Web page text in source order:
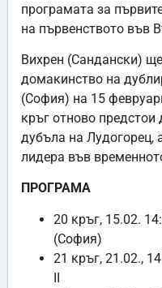
програмата за
на първенството във
Вихрен (Сандански)
домакинство на
(София) на 15
кръг отново
дубъла на Лудогорец,
лидера във
ПРОГРАМА
20 кръг, 15.02.
(София)
21 кръг, 21.02.,
II